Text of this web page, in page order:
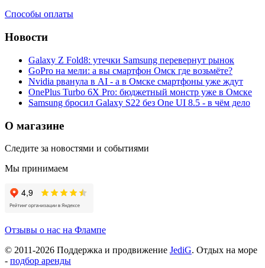
Способы оплаты
Новости
Galaxy Z Fold8: утечки Samsung перевернут рынок
GoPro на мели: а вы смартфон Омск где возьмёте?
Nvidia рванула в AI - а в Омске смартфоны уже ждут
OnePlus Turbo 6X Pro: бюджетный монстр уже в Омске
Samsung бросил Galaxy S22 без One UI 8.5 - в чём дело
О магазине
Следите за новостями и событиями
Мы принимаем
Отзывы о нас на Флампе
© 2011-2026 Поддержка и продвижение JediG. Отдых на море
- подбор аренды